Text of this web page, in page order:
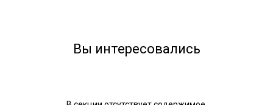
Вы интересовались